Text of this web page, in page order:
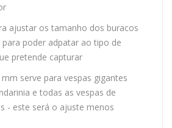
ajustar os tamanho dos buracos
poder adpatar ao tipo de
pretende capturar
serve para vespas gigantes
e todas as vespas de
- este será o ajuste menos